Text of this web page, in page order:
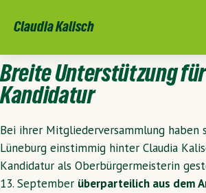
Claudia Kalisch
Breite Unterstützung
Kandidatur
Bei ihrer Mitgliederversammlung haben
Lüneburg einstimmig hinter Claudia
Kandidatur als Oberbürgermeisterin
13. September überparteilich aus dem